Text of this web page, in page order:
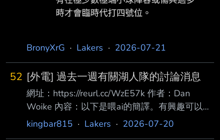
BronyXrG · Lakers · 2026-07-21
52 [外電] 過去一週有關湖人隊的討論消息
網址：https://reurl.cc/WzE57k 作者：Dan
Woike 內容：以下是喂ai的簡譯。有興趣可以查
看原文 1. 湖人的重建還沒結束 目前管理層仍在
kingbar815 · Lakers · 2026-07-20